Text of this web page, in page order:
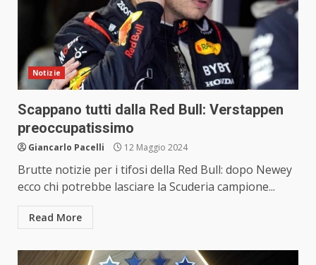
Notizie
Scappano tutti dalla Red Bull: Verstappen
preoccupatissimo
Giancarlo Pacelli 12 Maggio 2024
Brutte notizie per i tifosi della Red Bull: dopo Newey
ecco chi potrebbe lasciare la Scuderia campione...
Read More